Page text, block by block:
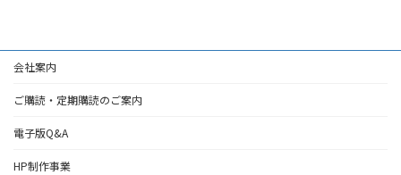
会社案内
ご購読・定期購読のご案内
電子版Q&A
HP制作事業